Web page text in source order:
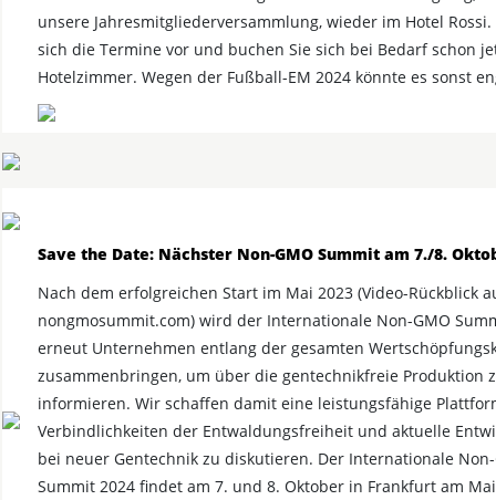
unsere Jahresmitgliederversammlung, wieder im Hotel Rossi.
sich die Termine vor und buchen Sie sich bei Bedarf schon
Hotelzimmer. Wegen der Fußball-EM 2024 könnte es sonst
Save the Date: Nächster Non-GMO Summit am 7./8.
Nach dem erfolgreichen Start im Mai 2023 (Video-Rückblick
nongmosummit.com) wird der Internationale Non-GMO
erneut Unternehmen entlang der gesamten
zusammenbringen, um über die gentechnikfreie Produktion
informieren. Wir schaffen damit eine leistungsfähige
Verbindlichkeiten der Entwaldungsfreiheit und aktuelle
bei neuer Gentechnik zu diskutieren. Der Internationale
Summit 2024 findet am 7. und 8. Oktober in Frankfurt am